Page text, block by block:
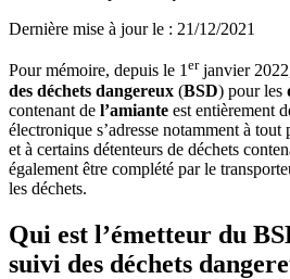
Dernière mise à jour le : 21/12/2021
Pour mémoire, depuis le 1erjanvier
des déchets dangereux (BSD) pour les
contenant de l’amiante est entièrement
électronique s’adresse notamment à
et à certains détenteurs de déchets
également être complété par le
les déchets.
Qui est l’émetteur du
suivi des déchets